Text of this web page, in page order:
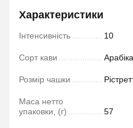
Характеристики
Інтенсивність 10
Сорт кави
Розмір чашки
Маса нетто
упаковки, (г)
57